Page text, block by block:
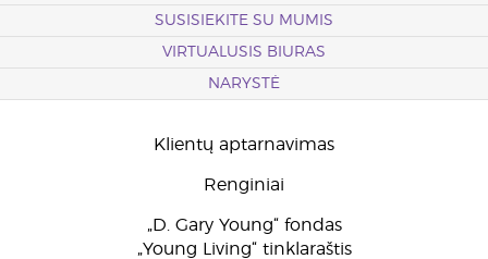
SUSISIEKITE SU MUMIS
VIRTUALUSIS BIURAS
NARYSTĖ
Klientų aptarnavimas
Renginiai
„D. Gary Young“ fondas
„Young Living“ tinklaraštis